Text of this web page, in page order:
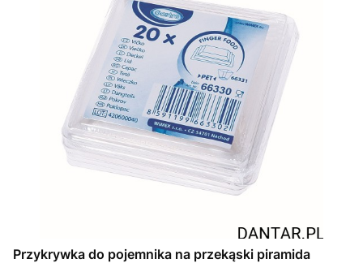
Przykrywka do pojemnika na przekąski piramida